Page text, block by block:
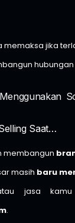
memaksa jika
Saat…
membangun
masih baru
jasa
.